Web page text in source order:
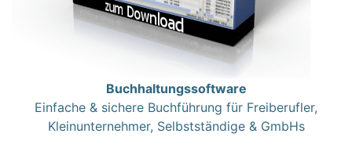
Buchhaltungssoftware
Einfache & sichere Buchführung für Freiberufler,
Kleinunternehmer, Selbstständige & GmbHs